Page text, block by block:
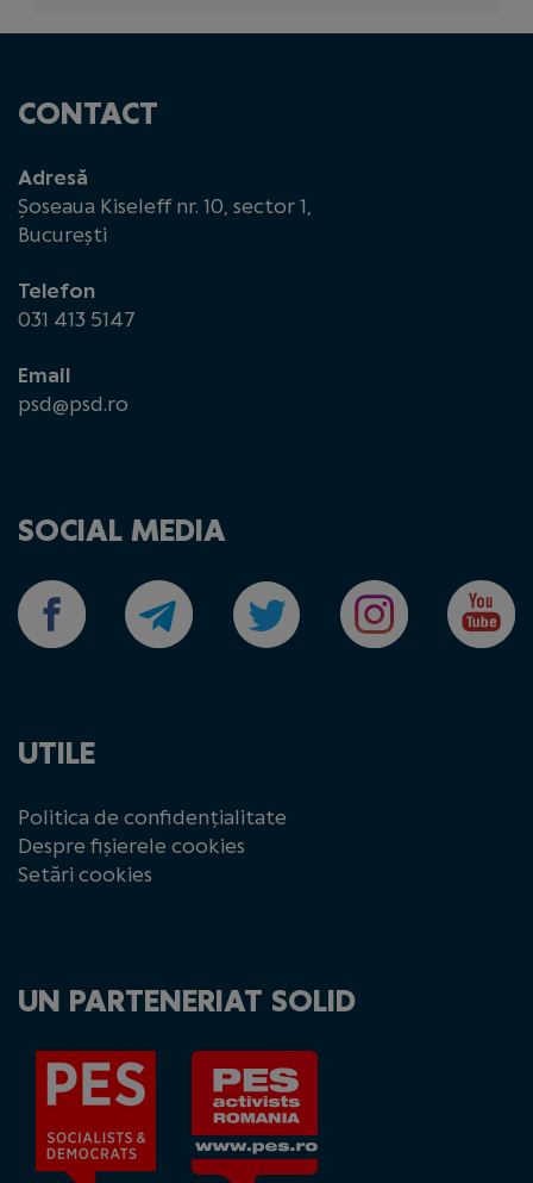
CONTACT
Adresă
Șoseaua Kiseleff nr. 10, sector 1,
București
Telefon
031 413 5147
Email
psd@psd.ro
SOCIAL MEDIA
UTILE
Politica de confidențialitate
Despre fișierele cookies
Setări cookies
UN PARTENERIAT SOLID